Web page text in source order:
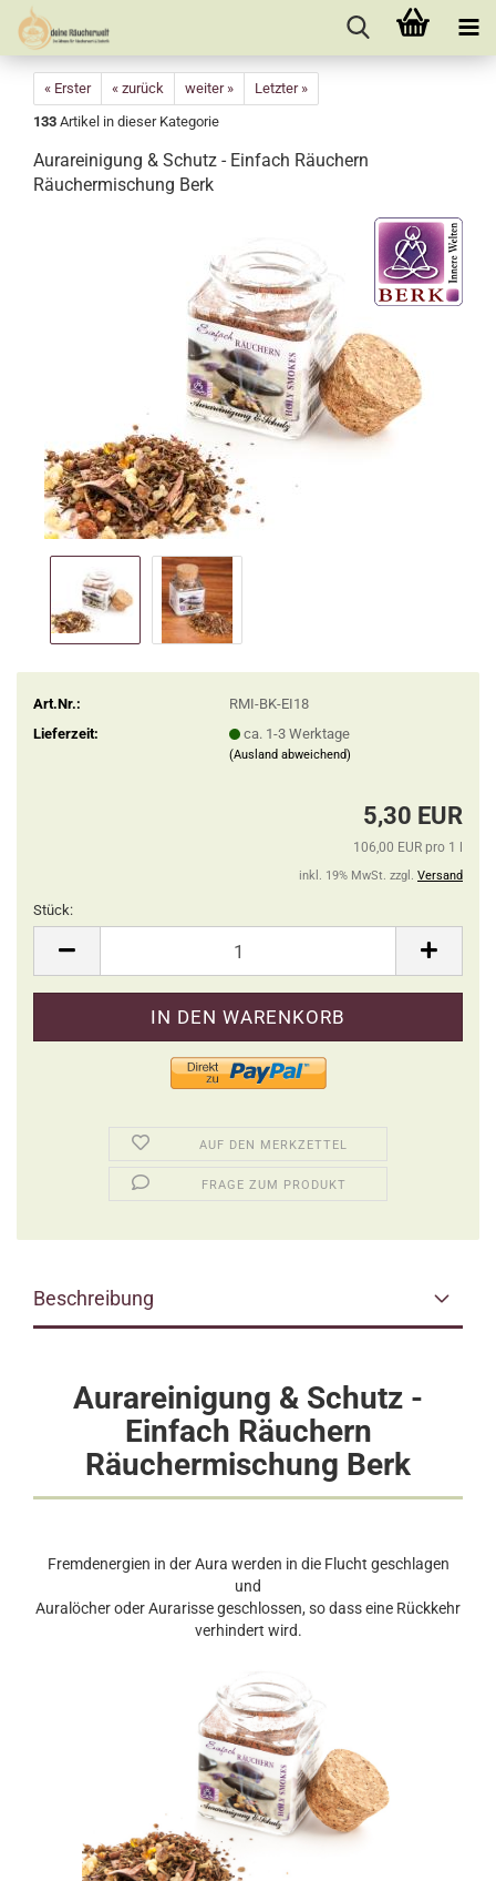
« Erster « zurück weiter »
Letzter »
133 Artikel in dieser Kategorie
Aurareinigung & Schutz - Einfach Räuchern
Räuchermischung Berk
Art.Nr.:
RMI-BK-EI18
Lieferzeit:
ca. 1-3 Werktage
(Ausland abweichend)
5,30 EUR
106,00 EUR pro 1 l
inkl. 19% MwSt. zzgl. Versand
Stück:
AUF DEN MERKZETTEL
FRAGE ZUM PRODUKT
Beschreibung
Aurareinigung & Schutz -
Einfach Räuchern
Räuchermischung Berk
Fremdenergien in der Aura werden in die Flucht geschlagen
und
Auralöcher oder Aurarisse geschlossen, so dass eine Rückkehr
verhindert wird.